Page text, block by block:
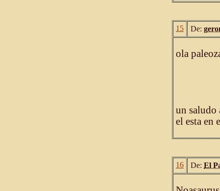
15 De:
ola
un saludo
el esta en
16 De: El